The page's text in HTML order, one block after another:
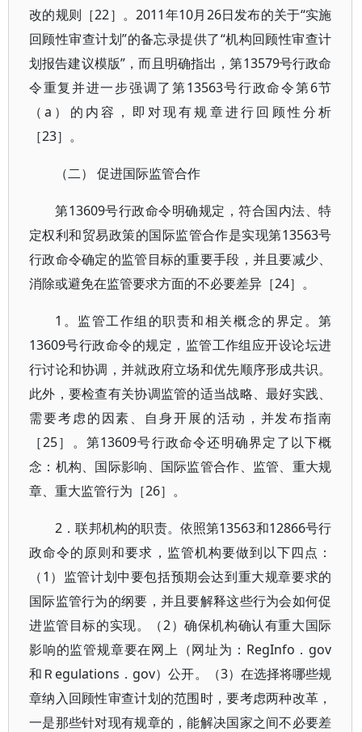
改的规则［22］。2011年10月26日发布的关于“实施
回顾性审查计划”的备忘录提供了“机构回顾性审查计
划报告建议模版”，而且明确指出，第13579号行政命
令重复并进一步强调了第13563号行政命令第6节
（a）的内容，即对现有规章进行回顾性分析
［23］。
（二） 促进国际监管合作
第13609号行政命令明确规定，符合国内法、特
定权利和贸易政策的国际监管合作是实现第13563号
行政命令确定的监管目标的重要手段，并且要减少、
消除或避免在监管要求方面的不必要差异［24］。
1。监管工作组的职责和相关概念的界定。第
13609号行政命令的规定，监管工作组应开设论坛进
行讨论和协调，并就政府立场和优先顺序形成共识。
此外，要检查有关协调监管的适当战略、最好实践、
需要考虑的因素、自身开展的活动，并发布指南
［25］。第13609号行政命令还明确界定了以下概
念：机构、国际影响、国际监管合作、监管、重大规
章、重大监管行为［26］。
2．联邦机构的职责。依照第13563和12866号行
政命令的原则和要求，监管机构要做到以下四点：
（1）监管计划中要包括预期会达到重大规章要求的
国际监管行为的纲要，并且要解释这些行为会如何促
进监管目标的实现。（2）确保机构确认有重大国际
影响的监管规章要在网上（网址为：RegInfo．gov
和Ｒegulations．gov）公开。（3）在选择将哪些规
章纳入回顾性审查计划的范围时，要考虑两种改革，
一是那些针对现有规章的，能解决国家之间不必要差